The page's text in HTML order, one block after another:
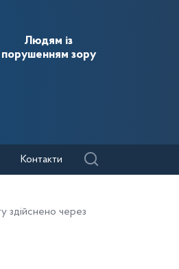
Людям із
порушенням зору
Контакти
здійснено через